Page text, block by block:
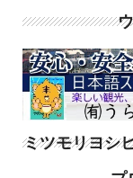
ミツモリヨシ